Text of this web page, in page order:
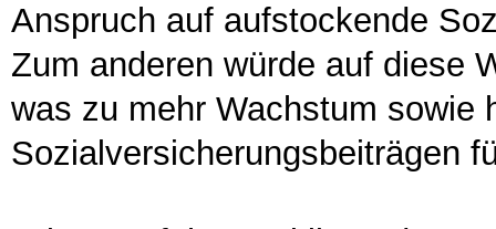
Anspruch auf aufstockende
Zum anderen würde auf diese
was zu mehr Wachstum sowie
Sozialversicherungsbeiträgen